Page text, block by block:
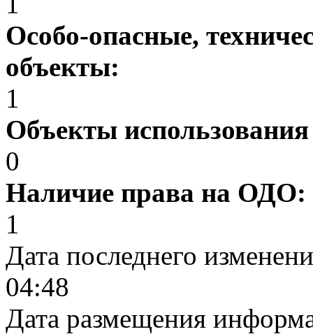
Особо-опасные,
объекты:
1
Объекты
0
Наличие права на ОДО:
1
Дата последнего
04:48
Дата размещения